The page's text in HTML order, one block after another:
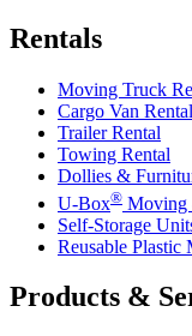
Rentals
Moving Truck
Cargo Van Rental
Trailer Rental
Towing Rental
Dollies &
U-Box® Moving
Self-Storage
Reusable Plastic
Products &